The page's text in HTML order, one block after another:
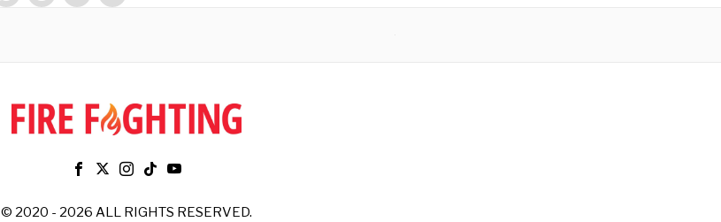
© 2020 - 2026 ALL RIGHTS RESERVED.